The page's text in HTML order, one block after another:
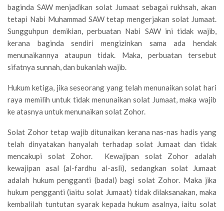
baginda SAW menjadikan solat Jumaat sebagai rukhsah, akan
tetapi Nabi Muhammad SAW tetap mengerjakan solat Jumaat.
Sungguhpun demikian, perbuatan Nabi SAW ini tidak wajib,
kerana baginda sendiri mengizinkan sama ada hendak
menunaikannya ataupun tidak. Maka, perbuatan tersebut
sifatnya sunnah, dan bukanlah wajib.
Hukum ketiga, jika seseorang yang telah menunaikan solat hari
raya memilih untuk tidak menunaikan solat Jumaat, maka wajib
ke atasnya untuk menunaikan solat Zohor.
Solat Zohor tetap wajib ditunaikan kerana nas-nas hadis yang
telah dinyatakan hanyalah terhadap solat Jumaat dan tidak
mencakupi solat Zohor. Kewajipan solat Zohor adalah
kewajipan asal (al-fardhu al-asli), sedangkan solat Jumaat
adalah hukum pengganti (badal) bagi solat Zohor. Maka jika
hukum pengganti (iaitu solat Jumaat) tidak dilaksanakan, maka
kembalilah tuntutan syarak kepada hukum asalnya, iaitu solat